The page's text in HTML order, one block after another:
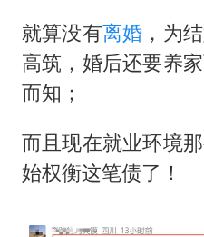
就算没有离婚 ，为
高筑，婚后还要养
而知；
而且现在就业环境
始权衡这笔债了！